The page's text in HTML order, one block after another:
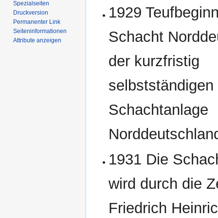
1929
Schacht
der kurzfristig
selbstständigen
Schachtanlage
1931 Die
wird durch die
Friedrich
Spezialseiten
Druckversion
Permanenter Link
Seiten­­informationen
Attribute anzeigen